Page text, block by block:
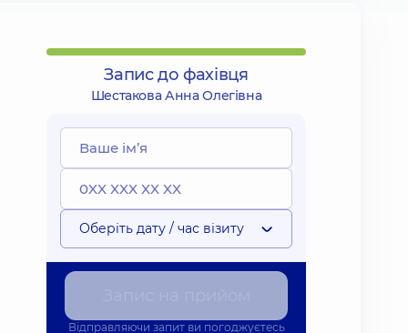
Запис до фахівця
Шестакова Анна Олегівна
Оберіть дату / час візиту
Відправляючи запит ви погоджуєтесь